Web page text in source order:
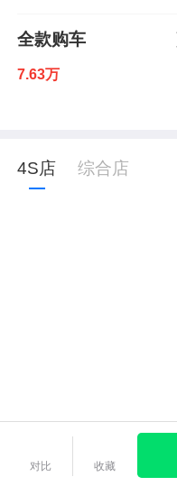
全款购车
7.63万
4S店 综合店
对比 收藏